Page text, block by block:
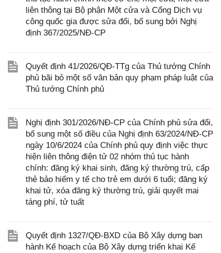
liên thông tại Bộ phận Một cửa và Cổng Dịch vụ
công quốc gia được sửa đổi, bổ sung bởi Nghị
định 367/2025/NĐ-CP
Quyết định 41/2026/QĐ-TTg của Thủ tướng Chính
phủ bãi bỏ một số văn bản quy phạm pháp luật của
Thủ tướng Chính phủ
Nghị định 301/2026/NĐ-CP của Chính phủ sửa đổi,
bổ sung một số điều của Nghị định 63/2024/NĐ-CP
ngày 10/6/2024 của Chính phủ quy định việc thực
hiện liên thông điện tử 02 nhóm thủ tục hành
chính: đăng ký khai sinh, đăng ký thường trú, cấp
thẻ bảo hiểm y tế cho trẻ em dưới 6 tuổi; đăng ký
khai tử, xóa đăng ký thường trú, giải quyết mai
táng phí, tử tuất
Quyết định 1327/QĐ-BXD của Bộ Xây dựng ban
hành Kế hoạch của Bộ Xây dựng triển khai Kế